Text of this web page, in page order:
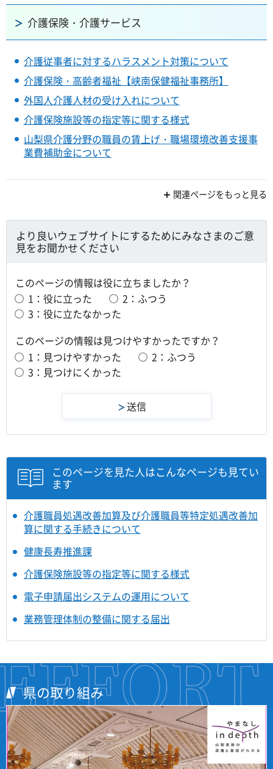
介護保険・介護サービス
介護従事者に対するハラスメント対策について
介護保険・高齢者福祉【峡南保健福祉事務所】
外国人介護人材の受け入れについて
介護保険施設等の指定等に関する様式
山梨県介護分野の職員の賃上げ・職場環境改善支援事
業費補助金について
関連ページをもっと見る
より良いウェブサイトにするためにみなさまのご意
見をお聞かせください
このページの情報は役に立ちましたか？
1：役に立った
2：ふつう
3：役に立たなかった
このページの情報は見つけやすかったですか？
1：見つけやすかった
2：ふつう
3：見つけにくかった
このページを見た人はこんなページも見てい
ます
介護職員処遇改善加算及び介護職員等特定処遇改善加
算に関する手続きについて
健康長寿推進課
介護保険施設等の指定等に関する様式
電子申請届出システムの運用について
業務管理体制の整備に関する届出
県の取り組み